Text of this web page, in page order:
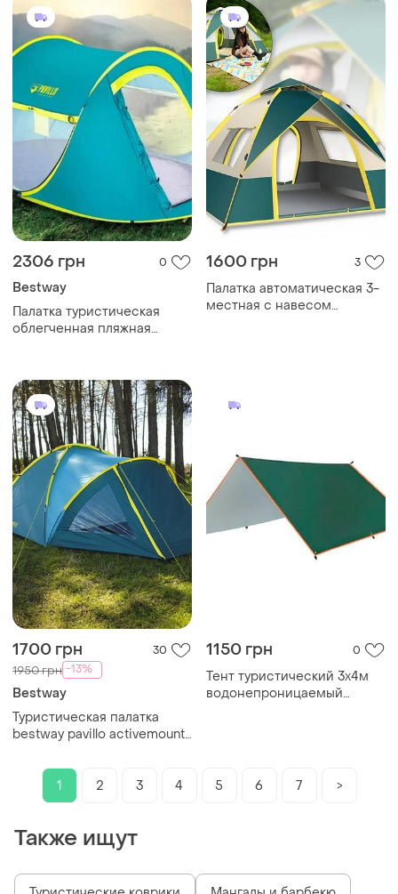
2306 грн 0
Bestway
Палатка туристическая
облегченная пляжная
1600 грн 3
Палатка автоматическая 3-
местная с навесом
1700 грн 30
1950 грн -13%
Bestway
Туристическая палатка
bestway pavillo activemount
1150 грн 0
Тент туристический 3x4м
водонепроницаемый
1 2 3 4 5 6 7 >
Также ищут